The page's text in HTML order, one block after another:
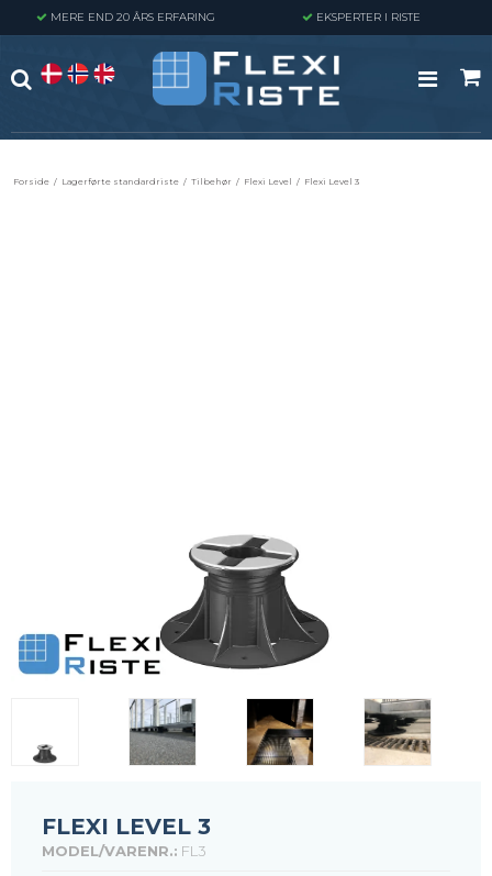
MERE END 20 ÅRS ERFARING EKSPERTER I RISTE
Forside / Lagerførte standardriste / Tilbehør / Flexi Level / Flexi Level 3
FLEXI LEVEL 3
MODEL/VARENR.: FL3